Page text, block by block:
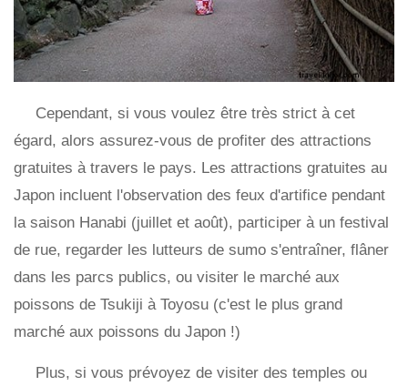
Cependant, si vous voulez être très strict à cet
égard, alors assurez-vous de profiter des attractions
gratuites à travers le pays. Les attractions gratuites au
Japon incluent l'observation des feux d'artifice pendant
la saison Hanabi (juillet et août), participer à un festival
de rue, regarder les lutteurs de sumo s'entraîner, flâner
dans les parcs publics, ou visiter le marché aux
poissons de Tsukiji à Toyosu (c'est le plus grand
marché aux poissons du Japon !)
Plus, si vous prévoyez de visiter des temples ou